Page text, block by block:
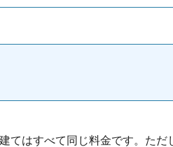
てはすべて同じ料金です。た